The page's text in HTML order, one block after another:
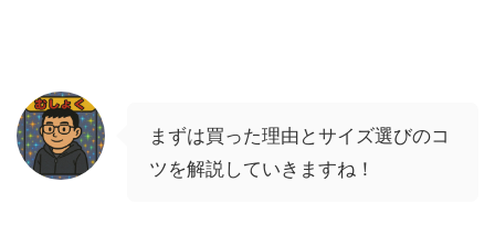
まずは買った理由とサイズ選びのコ
ツを解説していきますね！